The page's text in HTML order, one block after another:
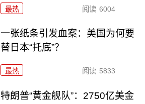
最热 阅读 6004
一张纸条引发血案：美国为何要
替日本“托底”？
最热 阅读 5833
特朗普“黄金舰队”：2750亿美金